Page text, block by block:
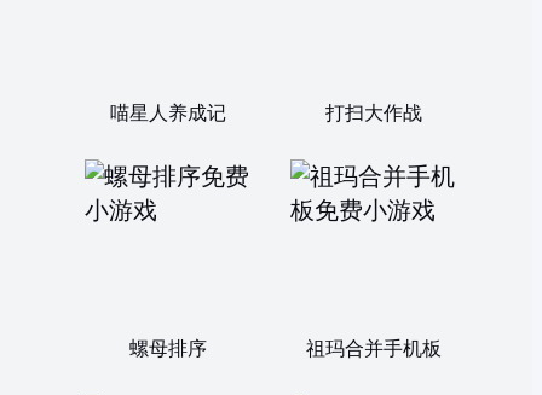
喵星人养成记 打扫大作战
螺母排序 祖玛合并手机板